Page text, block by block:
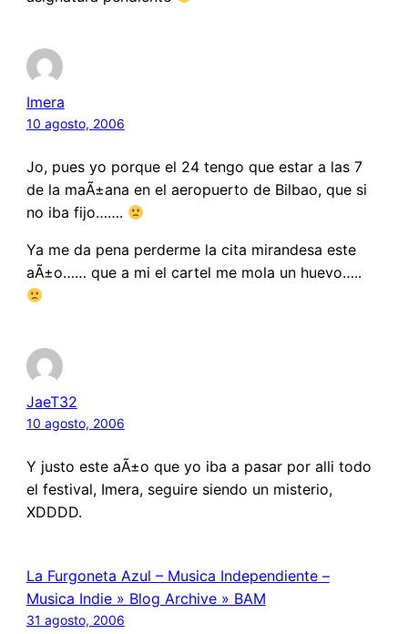
Imera
10 agosto, 2006
Jo, pues yo porque el 24 tengo que estar a las 7
de la maÃ±ana en el aeropuerto de Bilbao, que si
no iba fijo…….
Ya me da pena perderme la cita mirandesa este
aÃ±o…… que a mi el cartel me mola un huevo…..
JaeT32
10 agosto, 2006
Y justo este aÃ±o que yo iba a pasar por alli todo
el festival, Imera, seguire siendo un misterio,
XDDDD.
La Furgoneta Azul – Musica Independiente –
Musica Indie » Blog Archive » BAM
31 agosto, 2006